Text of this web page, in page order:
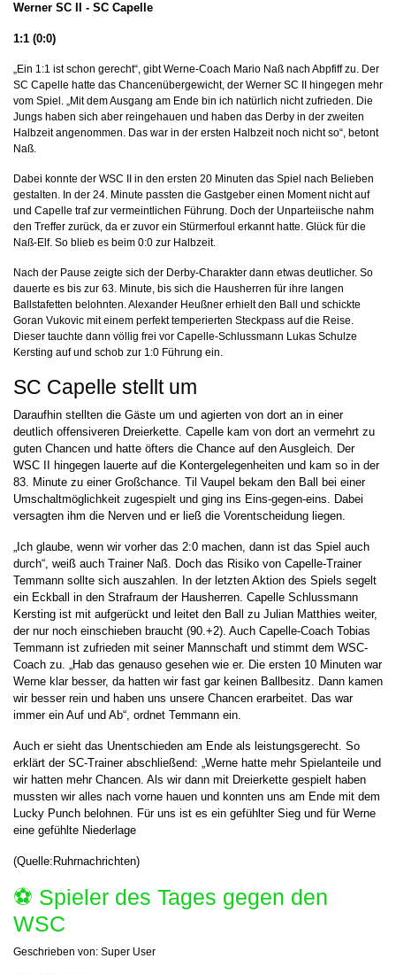
Werner SC II - SC Capelle
1:1 (0:0)
„Ein 1:1 ist schon gerecht“, gibt Werne-Coach Mario Naß nach Abpfiff zu. Der
SC Capelle hatte das Chancenübergewicht, der Werner SC II hingegen mehr
vom Spiel. „Mit dem Ausgang am Ende bin ich natürlich nicht zufrieden. Die
Jungs haben sich aber reingehauen und haben das Derby in der zweiten
Halbzeit angenommen. Das war in der ersten Halbzeit noch nicht so“, betont
Naß.
Dabei konnte der WSC II in den ersten 20 Minuten das Spiel nach Belieben
gestalten. In der 24. Minute passten die Gastgeber einen Moment nicht auf
und Capelle traf zur vermeintlichen Führung. Doch der Unparteiische nahm
den Treffer zurück, da er zuvor ein Stürmerfoul erkannt hatte. Glück für die
Naß-Elf. So blieb es beim 0:0 zur Halbzeit.
Nach der Pause zeigte sich der Derby-Charakter dann etwas deutlicher. So
dauerte es bis zur 63. Minute, bis sich die Hausherren für ihre langen
Ballstafetten belohnten. Alexander Heußner erhielt den Ball und schickte
Goran Vukovic mit einem perfekt temperierten Steckpass auf die Reise.
Dieser tauchte dann völlig frei vor Capelle-Schlussmann Lukas Schulze
Kersting auf und schob zur 1:0 Führung ein.
SC Capelle stellt um
Daraufhin stellten die Gäste um und agierten von dort an in einer
deutlich offensiveren Dreierkette. Capelle kam von dort an vermehrt zu
guten Chancen und hatte öfters die Chance auf den Ausgleich. Der
WSC II hingegen lauerte auf die Kontergelegenheiten und kam so in der
83. Minute zu einer Großchance. Til Vaupel bekam den Ball bei einer
Umschaltmöglichkeit zugespielt und ging ins Eins-gegen-eins. Dabei
versagten ihm die Nerven und er ließ die Vorentscheidung liegen.
„Ich glaube, wenn wir vorher das 2:0 machen, dann ist das Spiel auch
durch“, weiß auch Trainer Naß. Doch das Risiko von Capelle-Trainer
Temmann sollte sich auszahlen. In der letzten Aktion des Spiels segelt
ein Eckball in den Strafraum der Hausherren. Capelle Schlussmann
Kersting ist mit aufgerückt und leitet den Ball zu Julian Matthies weiter,
der nur noch einschieben braucht (90.+2). Auch Capelle-Coach Tobias
Temmann ist zufrieden mit seiner Mannschaft und stimmt dem WSC-
Coach zu. „Hab das genauso gesehen wie er. Die ersten 10 Minuten war
Werne klar besser, da hatten wir fast gar keinen Ballbesitz. Dann kamen
wir besser rein und haben uns unsere Chancen erarbeitet. Das war
immer ein Auf und Ab“, ordnet Temmann ein.
Auch er sieht das Unentschieden am Ende als leistungsgerecht. So
erklärt der SC-Trainer abschließend: „Werne hatte mehr Spielanteile und
wir hatten mehr Chancen. Als wir dann mit Dreierkette gespielt haben
mussten wir alles nach vorne hauen und konnten uns am Ende mit dem
Lucky Punch belohnen. Für uns ist es ein gefühlter Sieg und für Werne
eine gefühlte Niederlage
(Quelle:Ruhrnachrichten)
⚽️ Spieler des Tages gegen den
WSC
Geschrieben von: Super User